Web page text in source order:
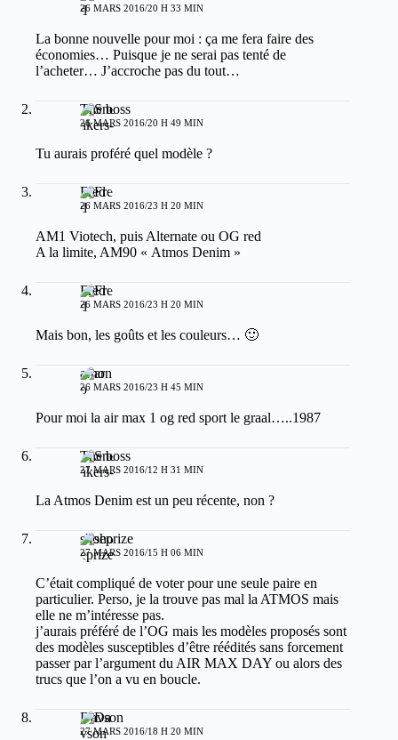
26 MARS 2016/20 H 33 MIN
La bonne nouvelle pour moi : ça me fera faire des
économies… Puisque je ne serai pas tenté de
l’acheter… J’accroche pas du tout…
The boss
26 MARS 2016/20 H 49 MIN
Tu aurais proféré quel modèle ?
Fred
26 MARS 2016/23 H 20 MIN
AM1 Viotech, puis Alternate ou OG red
A la limite, AM90 « Atmos Denim »
Fred
26 MARS 2016/23 H 20 MIN
Mais bon, les goûts et les couleurs… 🙂
arno
26 MARS 2016/23 H 45 MIN
Pour moi la air max 1 og red sport le graal…..1987
The boss
27 MARS 2016/12 H 31 MIN
La Atmos Denim est un peu récente, non ?
shoeprize
27 MARS 2016/15 H 06 MIN
C’était compliqué de voter pour une seule paire en
particulier. Perso, je la trouve pas mal la ATMOS mais
elle ne m’intéresse pas.
j’aurais préféré de l’OG mais les modèles proposés sont
des modèles susceptibles d’être réédités sans forcement
passer par l’argument du AIR MAX DAY ou alors des
trucs que l’on a vu en boucle.
Davson
27 MARS 2016/18 H 20 MIN